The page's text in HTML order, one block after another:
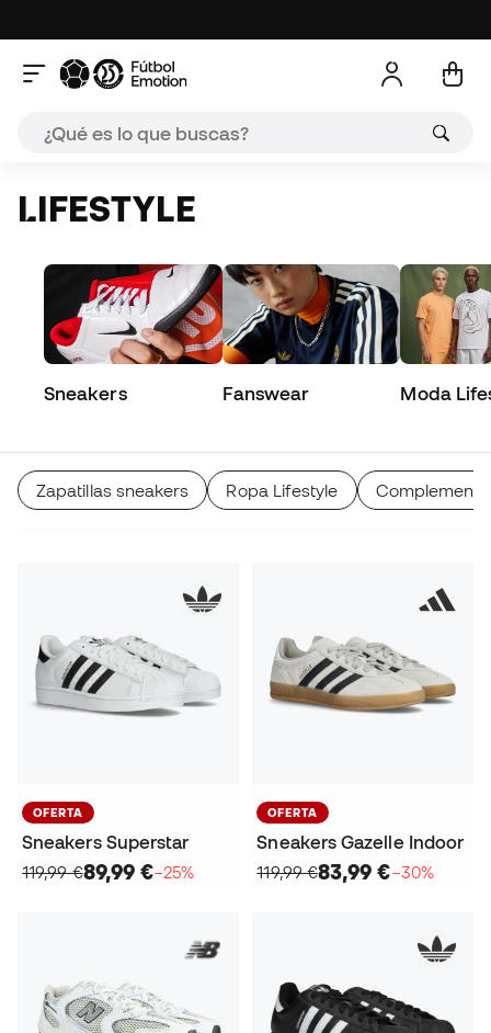
LIFESTYLE
Sneakers Fanswear Moda
Zapatillas sneakers Ropa Lifestyle
OFERTA
Sneakers Superstar
119,99 €89,99 €−25%
OFERTA
Sneakers Gazelle Indoor
119,99 €83,99 €−30%